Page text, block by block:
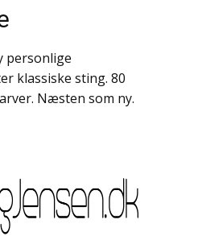
personlige
klassiske sting. 80
Næsten som ny.